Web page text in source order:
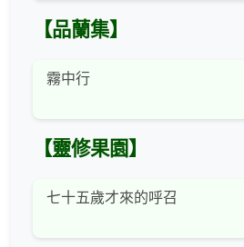
【品蘭集】
霧中行
【靈修果園】
七十五歲才來的呼召